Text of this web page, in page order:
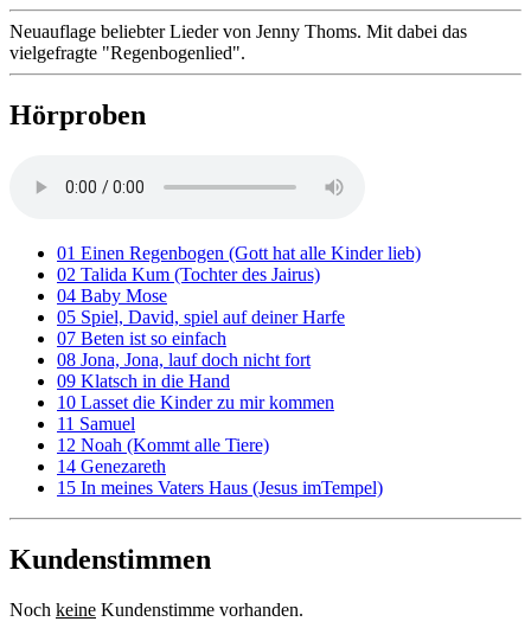
Neuauflage beliebter Lieder von Jenny Thoms. Mit dabei das
vielgefragte "Regenbogenlied".
Hörproben
01 Einen Regenbogen (Gott hat alle Kinder lieb)
02 Talida Kum (Tochter des Jairus)
04 Baby Mose
05 Spiel, David, spiel auf deiner Harfe
07 Beten ist so einfach
08 Jona, Jona, lauf doch nicht fort
09 Klatsch in die Hand
10 Lasset die Kinder zu mir kommen
11 Samuel
12 Noah (Kommt alle Tiere)
14 Genezareth
15 In meines Vaters Haus (Jesus imTempel)
Kundenstimmen
Noch keine Kundenstimme vorhanden.